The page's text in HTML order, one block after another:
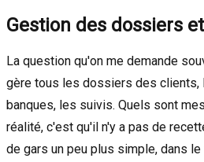
Gestion des dossiers
La question qu'on me demande
gère tous les dossiers des clients,
banques, les suivis. Quels sont
réalité, c'est qu'il n'y a pas de
de gars un peu plus simple, dans le